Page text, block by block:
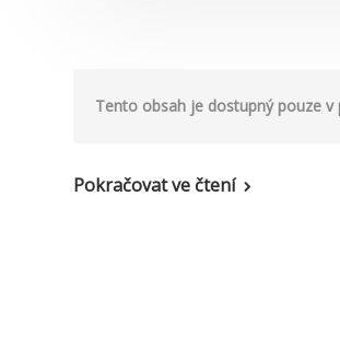
Tento obsah je dostupný pouze
Pokračovat ve čtení